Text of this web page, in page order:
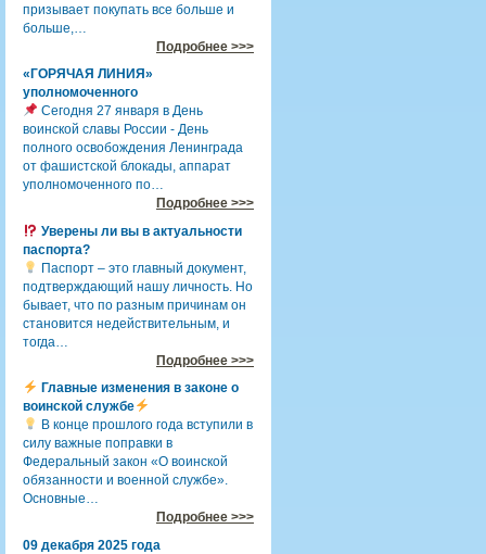
призывает покупать все больше и
больше,…
Подробнее >>>
«ГОРЯЧАЯ ЛИНИЯ»
уполномоченного
Сегодня 27 января в День
воинской славы России - День
полного освобождения Ленинграда
от фашистской блокады, аппарат
уполномоченного по…
Подробнее >>>
Уверены ли вы в актуальности
паспорта?
Паспорт – это главный документ,
подтверждающий нашу личность. Но
бывает, что по разным причинам он
становится недействительным, и
тогда…
Подробнее >>>
Главные изменения в законе о
воинской службе
В конце прошлого года вступили в
силу важные поправки в
Федеральный закон «О воинской
обязанности и военной службе».
Основные…
Подробнее >>>
09 декабря 2025 года